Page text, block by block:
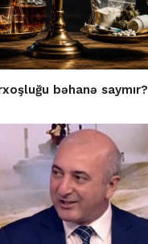
bəhanə saymır?